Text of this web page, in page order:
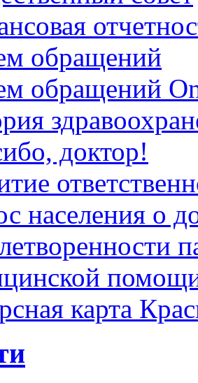
обращений
обращений
доктор!
населения о
карта